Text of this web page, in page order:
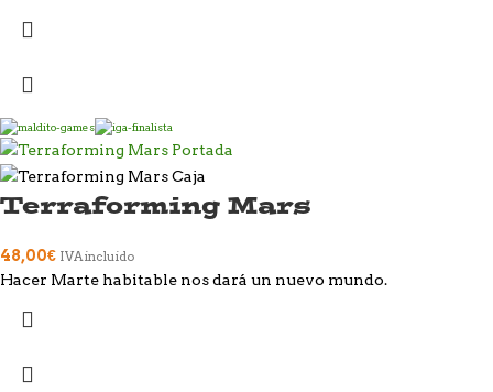
Terraforming Mars
48,00€ IVA incluido
Hacer Marte habitable nos dará un nuevo mundo.